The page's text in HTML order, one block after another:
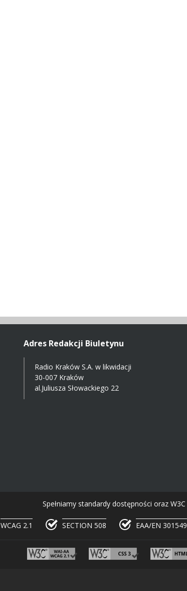
Adres Redakcji Biuletynu
Radio Kraków S.A. w likwidacji
30-007 Kraków
al.Juliusza Słowackiego 22
Spełniamy standardy dostępności oraz W3C
WCAG 2.1 SECTION 508 EAA/EN 301549